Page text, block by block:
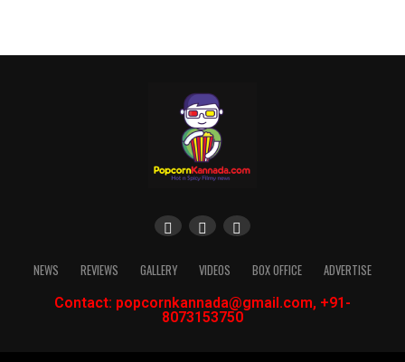
NEWS REVIEWS GALLERY VIDEOS BOX OFFICE
ADVERTISE
Contact: popcornkannada@gmail.com, +91-
8073153750